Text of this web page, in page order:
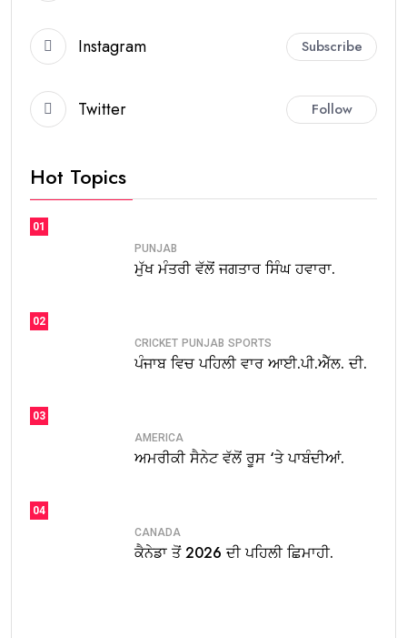
Instagram Subscribe
Twitter Follow
Hot Topics
01
PUNJAB
ਮੁੱਖ ਮੰਤਰੀ ਵੱਲੋਂ ਜਗਤਾਰ ਸਿੰਘ ਹਵਾਰਾ.
02
CRICKET PUNJAB SPORTS
ਪੰਜਾਬ ਵਿਚ ਪਹਿਲੀ ਵਾਰ ਆਈ.ਪੀ.ਐੱਲ. ਦੀ.
03
AMERICA
ਅਮਰੀਕੀ ਸੈਨੇਟ ਵੱਲੋਂ ਰੂਸ ‘ਤੇ ਪਾਬੰਦੀਆਂ.
04
CANADA
ਕੈਨੇਡਾ ਤੋਂ 2026 ਦੀ ਪਹਿਲੀ ਛਿਮਾਹੀ.